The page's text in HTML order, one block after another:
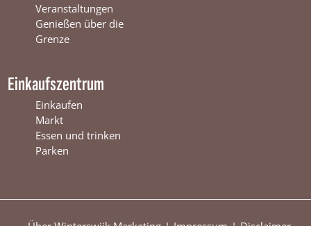
j
k
Veranstaltungen
Genießen über die
Grenze
Einkaufszentrum
Einkaufen
Markt
Essen und trinken
Parken